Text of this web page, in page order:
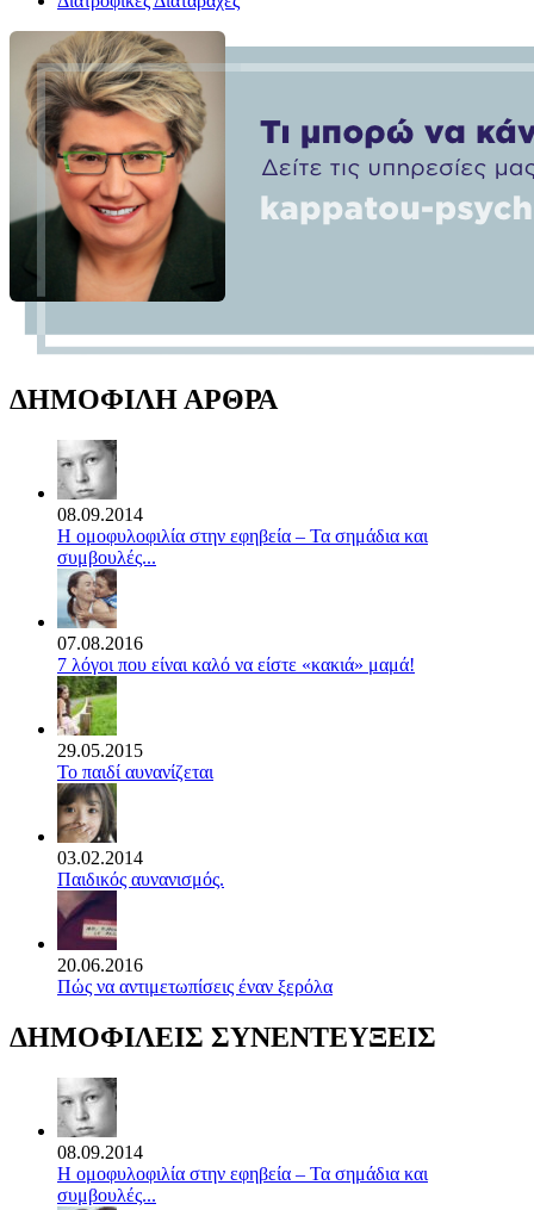
ΔΗΜΟΦΙΛΗ ΑΡΘΡΑ
08.09.2014
Η ομοφυλοφιλία στην εφηβεία – Τα σημάδια και
συμβουλές...
07.08.2016
7 λόγοι που είναι καλό να είστε «κακιά» μαμά!
29.05.2015
Το παιδί αυνανίζεται
03.02.2014
Παιδικός αυνανισμός.
20.06.2016
Πώς να αντιμετωπίσεις έναν ξερόλα
ΔΗΜΟΦΙΛΕΙΣ ΣΥΝΕΝΤΕΥΞΕΙΣ
08.09.2014
Η ομοφυλοφιλία στην εφηβεία – Τα σημάδια και
συμβουλές...